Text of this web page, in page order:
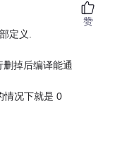
定义.
掉后编译能通
情况下就是 0
赞